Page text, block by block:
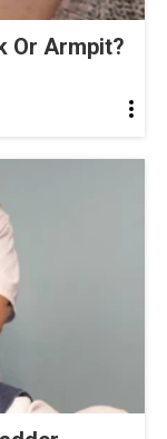
Or Armpit?